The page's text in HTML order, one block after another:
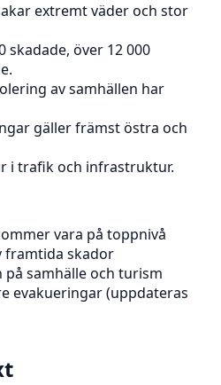
extremt väder och stor
skadade, över 12 000
av samhällen har
gäller främst östra och
i trafik och infrastruktur.
vara på toppnivå
framtida skador
på samhälle och turism
evakueringar (uppdateras